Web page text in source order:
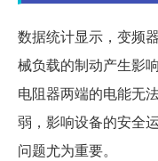
数据统计显示，变频
械负载的制动产生影
电阻器两端的电能无
弱，影响设备的安全
问题尤为重要。